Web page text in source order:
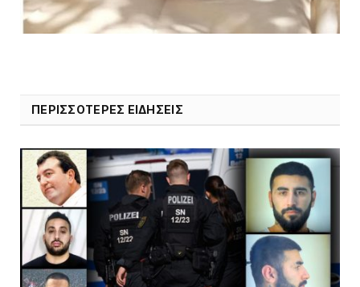
Μάνδρα
Δίωξη για απόπειρα
ανθρωποκτονίας στους δύο
αστυνομικούς
08.07.2026 | 22:30
ΠΕΡΙΣΣΟΤΕΡΕΣ ΕΙΔΗΣΕΙΣ